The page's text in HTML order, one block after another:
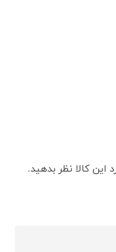
این کالا نظر بدهید.